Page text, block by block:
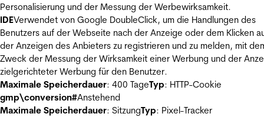
Personalisierung und der Messung der Werbewirksamkeit.
IDEVerwendet von Google DoubleClick, um die Handlungen des
Benutzers auf der Webseite nach der Anzeige oder dem Klicken
der Anzeigen des Anbieters zu registrieren und zu melden, mit
Zweck der Messung der Wirksamkeit einer Werbung und der
zielgerichteter Werbung für den Benutzer.
Maximale Speicherdauer: 400 TageTyp: HTTP-Cookie
gmp\conversion#Anstehend
Maximale Speicherdauer: SitzungTyp: Pixel-Tracker